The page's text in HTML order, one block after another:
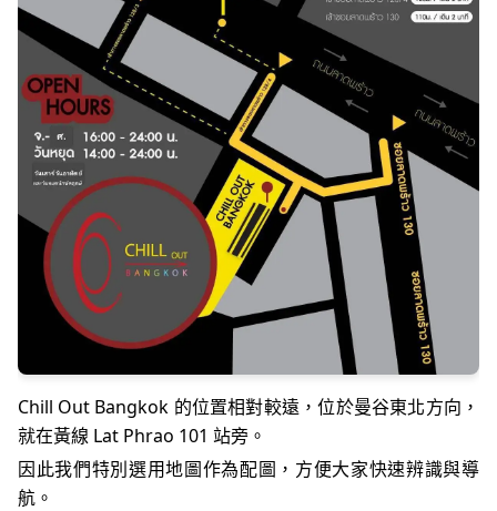
Chill Out Bangkok 的位置相對較遠，位於曼谷東北方向，
就在黃線 Lat Phrao 101 站旁。
因此我們特別選用地圖作為配圖，方便大家快速辨識與導
航。